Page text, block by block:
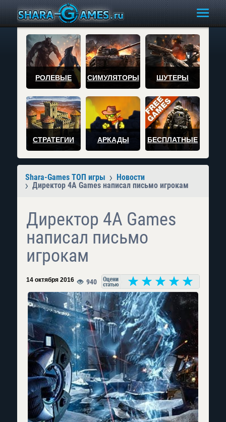
РОЛЕВЫЕ СИМУЛЯТОРЫ ШУТЕРЫ
СТРАТЕГИИ АРКАДЫ БЕСПЛАТНЫЕ
Shara-Games ТОП игры
Новости
Директор 4A Games написал письмо игрокам
Директор 4A Games
написал письмо
игрокам
14 октября 2016 940